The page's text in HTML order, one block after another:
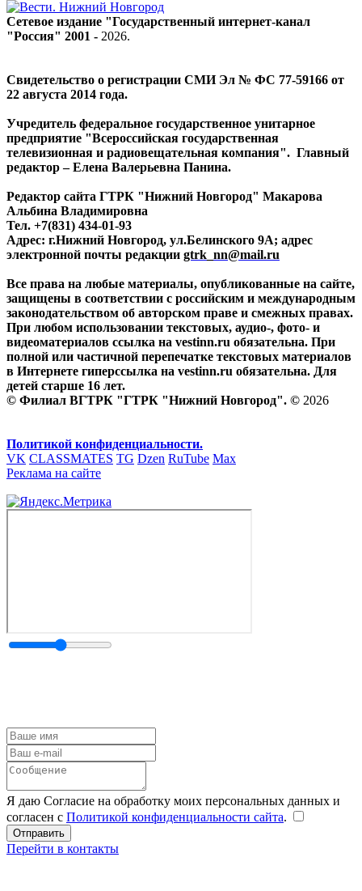
Сетевое издание "Государственный интернет-канал
"Россия" 2001 - 2026.
Свидетельство о регистрации СМИ Эл № ФС 77-59166 от
22 августа 2014 года.
Учредитель федеральное государственное унитарное
предприятие "Всероссийская государственная
телевизионная и радиовещательная компания". Главный
редактор – Елена Валерьевна Панина.
Редактор сайта ГТРК "Нижний Новгород" Макарова
Альбина Владимировна
Тел. +7(831) 434-01-93
Адрес: г.Нижний Новгород, ул.Белинского 9А; адрес
электронной почты редакции gtrk_nn@mail.ru
Все права на любые материалы, опубликованные на сайте,
защищены в соответствии с российским и международным
законодательством об авторском праве и смежных правах.
При любом использовании текстовых, аудио-, фото- и
видеоматериалов ссылка на vestinn.ru обязательна. При
полной или частичной перепечатке текстовых материалов
в Интернете гиперссылка на vestinn.ru обязательна. Для
детей старше 16 лет.
© Филиал ВГТРК "ГТРК "Нижний Новгород". © 2026
Политикой конфиденциальности.
VK CLASSMATES TG Dzen RuTube Max
Реклама на сайте
Я даю Согласие на обработку моих персональных данных и
согласен с Политикой конфиденциальности сайта.
Перейти в контакты